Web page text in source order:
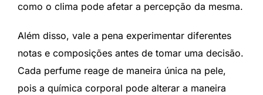
como o clima pode afetar a percepção da mesma.
Além disso, vale a pena experimentar diferentes
notas e composições antes de tomar uma decisão.
Cada perfume reage de maneira única na pele,
pois a química corporal pode alterar a maneira